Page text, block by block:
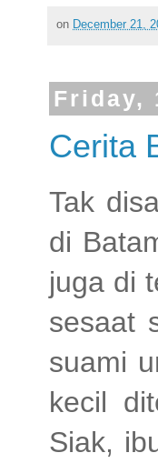
on December 21,
Friday,
Cerita
Tak
di
juga di
sesaat
suami
kecil
Siak,